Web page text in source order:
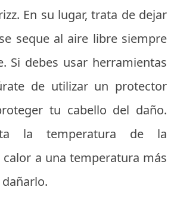
En su lugar, trata de dejar
seque al aire libre siempre
Si debes usar herramientas
de utilizar un protector
tu cabello del daño.
la temperatura de la
a una temperatura más